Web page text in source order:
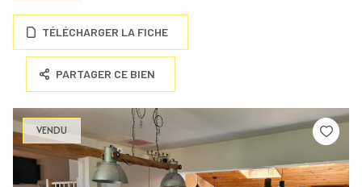
TÉLÉCHARGER LA FICHE
PARTAGER CE BIEN
VENDU